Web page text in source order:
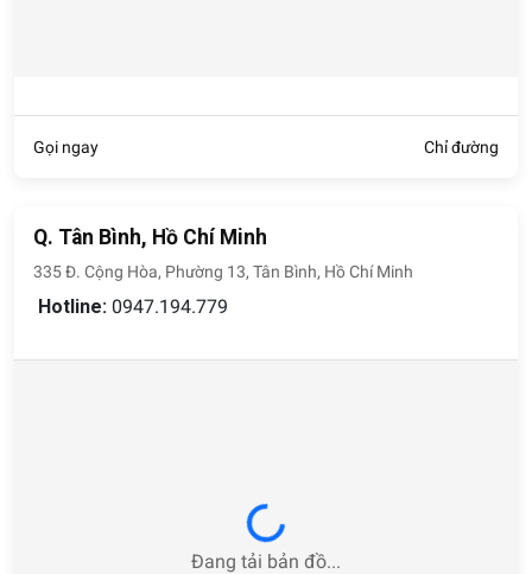
Gọi ngay Chỉ đường
Q. Tân Bình, Hồ Chí Minh
335 Đ. Cộng Hòa, Phường 13, Tân Bình, Hồ Chí Minh
Hotline: 0947.194.779
Loading...
Đang tải bản đồ...